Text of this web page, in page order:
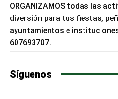
ORGANIZAMOS todas las
diversión para tus fiestas,
ayuntamientos e
607693707.
Síguenos